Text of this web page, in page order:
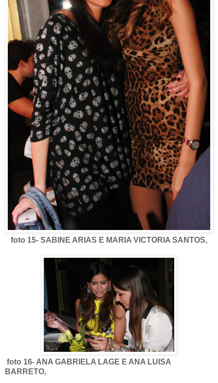
foto 15- SABINE ARIAS E MARIA VICTORIA SANTOS,
foto 16- ANA GABRIELA LAGE E ANA LUISA
BARRETO,